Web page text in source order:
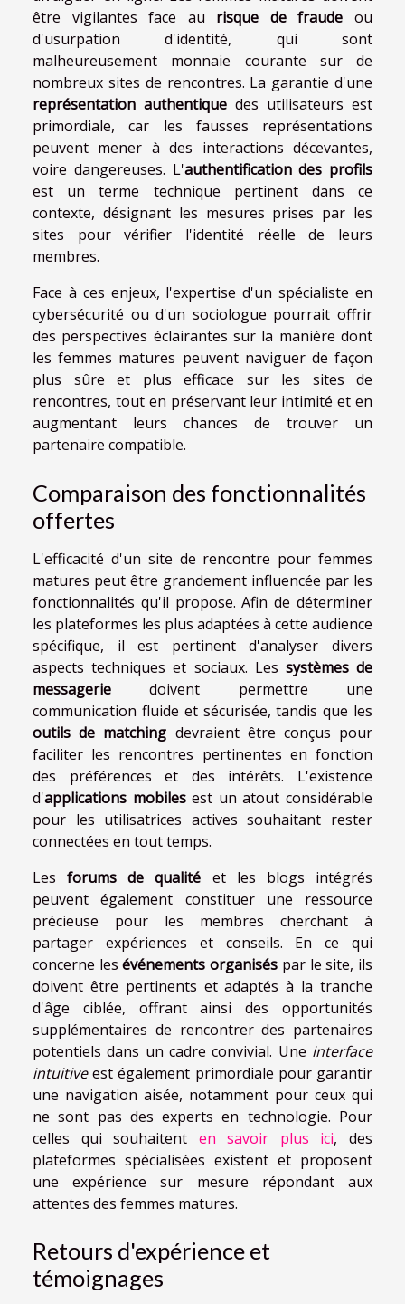
être vigilantes face au risque de fraude ou
d'usurpation d'identité, qui sont
malheureusement monnaie courante sur de
nombreux sites de rencontres. La garantie d'une
représentation authentique des utilisateurs est
primordiale, car les fausses représentations
peuvent mener à des interactions décevantes,
voire dangereuses. L'authentification des profils
est un terme technique pertinent dans ce
contexte, désignant les mesures prises par les
sites pour vérifier l'identité réelle de leurs
membres.
Face à ces enjeux, l'expertise d'un spécialiste en
cybersécurité ou d'un sociologue pourrait offrir
des perspectives éclairantes sur la manière dont
les femmes matures peuvent naviguer de façon
plus sûre et plus efficace sur les sites de
rencontres, tout en préservant leur intimité et en
augmentant leurs chances de trouver un
partenaire compatible.
Comparaison des fonctionnalités
offertes
L'efficacité d'un site de rencontre pour femmes
matures peut être grandement influencée par les
fonctionnalités qu'il propose. Afin de déterminer
les plateformes les plus adaptées à cette audience
spécifique, il est pertinent d'analyser divers
aspects techniques et sociaux. Les systèmes de
messagerie doivent permettre une
communication fluide et sécurisée, tandis que les
outils de matching devraient être conçus pour
faciliter les rencontres pertinentes en fonction
des préférences et des intérêts. L'existence
d'applications mobilesest un atout considérable
pour les utilisatrices actives souhaitant rester
connectées en tout temps.
Lesforums de qualité et les blogs intégrés
peuvent également constituer une ressource
précieuse pour les membres cherchant à
partager expériences et conseils. En ce qui
concerne lesévénements organisés par le site, ils
doivent être pertinents et adaptés à la tranche
d'âge ciblée, offrant ainsi des opportunités
supplémentaires de rencontrer des partenaires
potentiels dans un cadre convivial. Une interface
intuitiveest également primordiale pour garantir
une navigation aisée, notamment pour ceux qui
ne sont pas des experts en technologie. Pour
celles qui souhaitent en savoir plus ici, des
plateformes spécialisées existent et proposent
une expérience sur mesure répondant aux
attentes des femmes matures.
Retours d'expérience et
témoignages